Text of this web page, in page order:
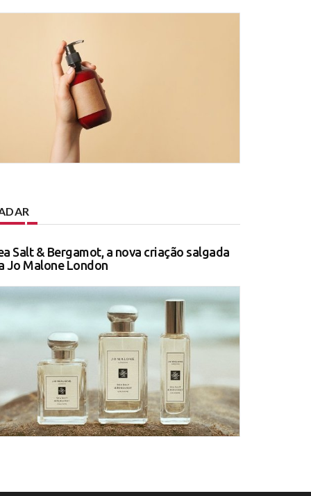
Salt & Bergamot, a nova criação salgada
Jo Malone London